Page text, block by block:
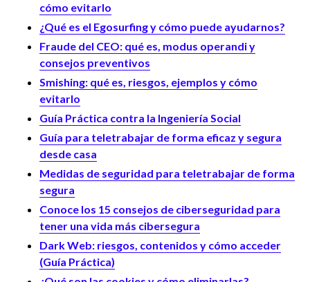
cómo evitarlo
¿Qué es el Egosurfing y cómo puede ayudarnos?
Fraude del CEO: qué es, modus operandi y
consejos preventivos
Smishing: qué es, riesgos, ejemplos y cómo
evitarlo
Guía Práctica contra la Ingeniería Social
Guía para teletrabajar de forma eficaz y segura
desde casa
Medidas de seguridad para teletrabajar de forma
segura
Conoce los 15 consejos de ciberseguridad para
tener una vida más cibersegura
Dark Web: riesgos, contenidos y cómo acceder
(Guía Práctica)